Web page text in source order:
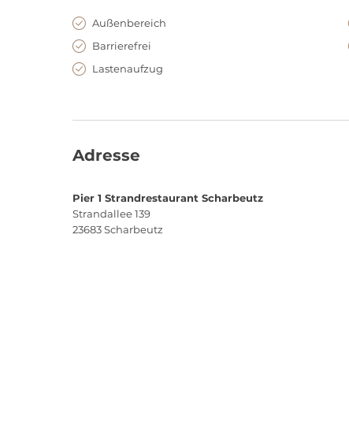
Außenbereich
Barrierefrei
Lastenaufzug
Adresse
Pier 1 Strandrestaurant Scharbeutz
Strandallee 139
23683Scharbeutz